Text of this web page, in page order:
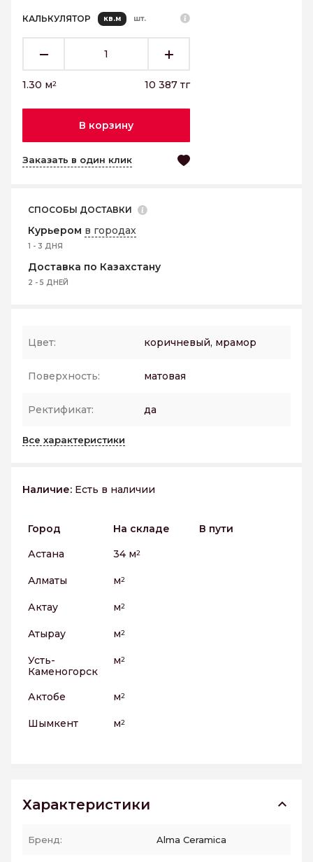
КАЛЬКУЛЯТОР кв.м шт.
1.30 м2 10 387 тг
В корзину
Заказать в один клик
СПОСОБЫ ДОСТАВКИ
Курьером в городах
1 - 3 ДНЯ
Доставка по Казахстану
2 - 5 ДНЕЙ
Цвет: коричневый, мрамор
Поверхность: матовая
Ректификат: да
Все характеристики
Наличие: Есть в наличии
Город На складе
В пути
Астана
34 м2
Алматы м2
Актау м2
Атырау м2
Усть-
Каменогорск
м2
Актобе м2
Шымкент м2
Характеристики
Бренд: Alma Ceramica